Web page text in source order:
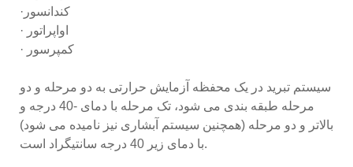
·کندانسور
· اواپراتور
· کمپرسور
سیستم تبرید در یک محفظه آزمایش حرارتی به دو مرحله و دو
مرحله طبقه بندی می شود، تک مرحله با دمای -40 درجه و
بالاتر و دو مرحله (همچنین سیستم آبشاری نیز نامیده می شود)
با دمای زیر 40 درجه سانتیگراد است.